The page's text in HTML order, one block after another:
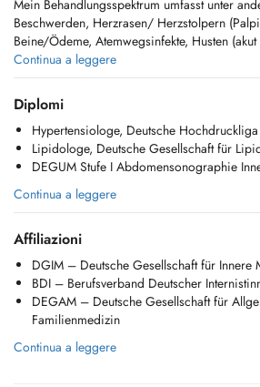
Mein Behandlungsspektrum umfasst unter
Beschwerden, Herzrasen/ Herzstolpern
Beine/Ödeme, Atemwegsinfekte, Husten
Atemnot, diagnostiziertes oder vermutetes
andere Lungenerkrankungen,
Übelkeit/ Erbrechen, Durchfall oder
Leberwerte/ Lebererkrankungen,
(erhöhtes Kreatinin), Schilddrüsenprobleme,
Gewichtsverlust oder Gewichtszunahme,
und Muskelschmerzen/ rheumatische
Infektionserkrankungen.
- Internistische und allgemeinmedizinische
Therapie und Betreuung akuter und
allgemeinmedizinischer Erkrankungen und
- Kontrolle und Behandlung kardiovaskulärer
Bluthochdruck, Diabetes mellitus und
- Kardiologische Basisdiagnostik:
Continua a leggere
Diplomi
Hypertensiologe, Deutsche Hochdruckliga
Lipidologe, Deutsche Gesellschaft für
DEGUM Stufe I Abdomensonographie
Continua a leggere
Affiliazioni
DGIM – Deutsche Gesellschaft für Innere
BDI – Berufsverband Deutscher
DEGAM – Deutsche Gesellschaft für
Familienmedizin
Continua a leggere